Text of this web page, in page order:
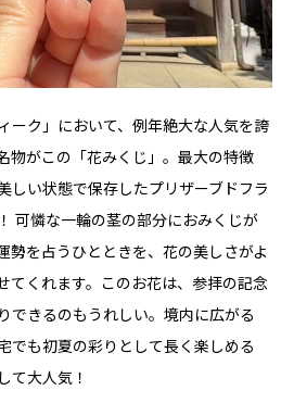
ーク」において、例年絶大な人気を誇
物がこの「花みくじ」。最大の特徴
しい状態で保存したプリザーブドフラ
可憐な一輪の茎の部分におみくじが
勢を占うひとときを、花の美しさがよ
てくれます。このお花は、参拝の記念
できるのもうれしい。境内に広がる
でも初夏の彩りとして長く楽しめる
て大人気！